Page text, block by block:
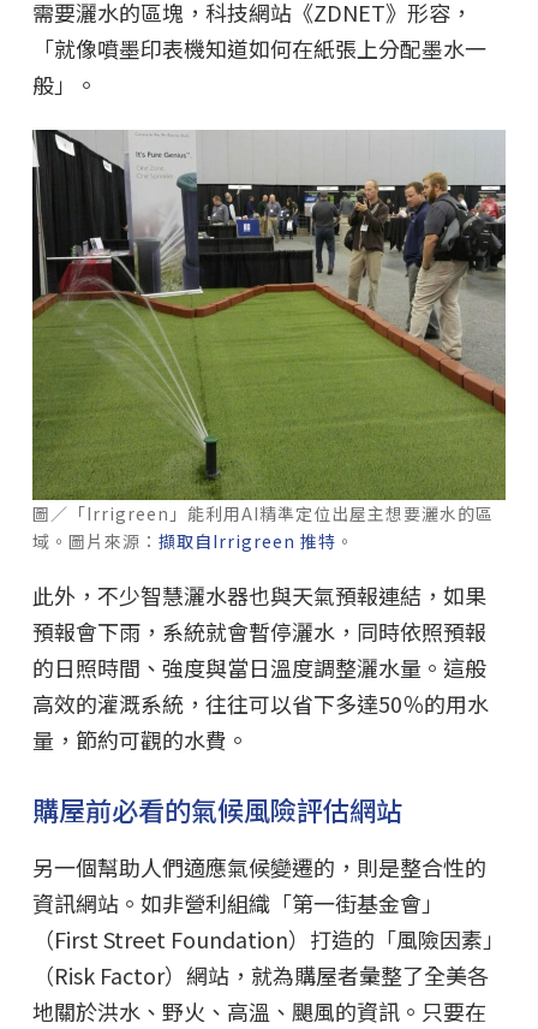
需要灑水的區塊，科技網站《ZDNET》形容，
「就像噴墨印表機知道如何在紙張上分配墨水一
般」。
圖／「Irrigreen」能利用AI精準定位出屋主想要灑水的區
域。圖片來源： 擷取自Irrigreen 推特 。
此外，不少智慧灑水器也與天氣預報連結，如果
預報會下雨，系統就會暫停灑水，同時依照預報
的日照時間、強度與當日溫度調整灑水量。這般
高效的灌溉系統，往往可以省下多達50％的用水
量，節約可觀的水費。
購屋前必看的氣候風險評估網站
另一個幫助人們適應氣候變遷的，則是整合性的
資訊網站。如非營利組織「第一街基金會」
（First Street Foundation）打造的「風險因素」
（Risk Factor）網站，就為購屋者彙整了全美各
地關於洪水、野火、高溫、颶風的資訊。只要在